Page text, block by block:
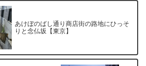
あけぼのばし通り商店街の路地にひっそ
りと念仏坂【東京】